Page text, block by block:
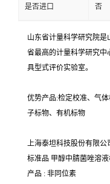
是否进口 否
山东省计量科学研究院
省最高的计量科学研究
具型式评价实验室。
优势产品:检定校准、气
子标物、有机标物
上海泰坦科技股份有限公
标准品 甲醇中腈菌唑溶
产品 : 非同位素